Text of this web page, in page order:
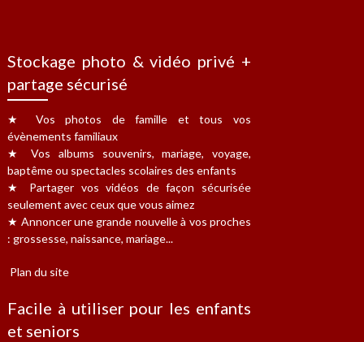
Stockage photo & vidéo privé +
partage sécurisé
★ Vos photos de famille et tous vos
évènements familiaux
★ Vos albums souvenirs, mariage, voyage,
baptême ou spectacles scolaires des enfants
★ Partager vos vidéos de façon sécurisée
seulement avec ceux que vous aimez
★ Annoncer une grande nouvelle à vos proches
: grossesse, naissance, mariage...
Plan du site
Facile à utiliser pour les enfants
et seniors